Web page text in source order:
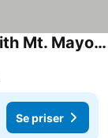
Balay sa Bulod Solar powered with Mt. Mayon view
Se priser